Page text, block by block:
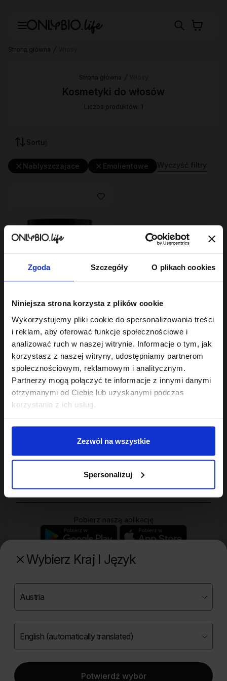
Zgoda Szczegóły O plikach cookies
Niniejsza strona korzysta z plików cookie
Wykorzystujemy pliki cookie do spersonalizowania treści
i reklam, aby oferować funkcje społecznościowe i
analizować ruch w naszej witrynie. Informacje o tym, jak
korzystasz z naszej witryny, udostępniamy partnerom
społecznościowym, reklamowym i analitycznym.
Partnerzy mogą połączyć te informacje z innymi danymi
otrzymanymi od Ciebie lub uzyskanymi podczas
korzystania z ich usług.
Zezwól na wszystkie
Spersonalizuj
Wybierz Kraj I Język
Potwierdź wybór
Strona główna
Strona główna
Kosmetyki do włosów
Liczba produktów: 1
Sortuj
Nablyszczajace Emolientowe
Maska do laminacji
włosów 200ml
22,49 zł
obniżką:22,49 zł
Sklep
Twoje konto
Pobierz naszą aplikację
Poznaj naszą drugą markę
English (automatically translated)